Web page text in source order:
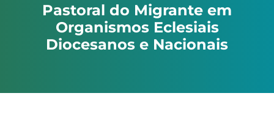
Pastoral do Migrante em
Organismos Eclesiais
Diocesanos e Nacionais